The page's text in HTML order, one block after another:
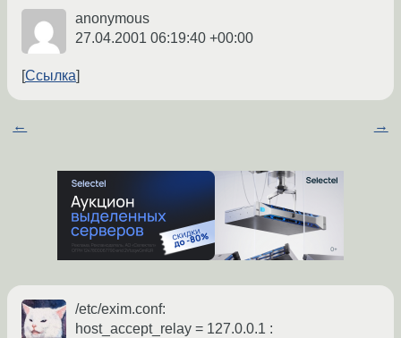
anonymous
27.04.2001 06:19:40 +00:00
Ссылка
← →
/etc/exim.conf:
host_accept_relay = 127.0.0.1 :